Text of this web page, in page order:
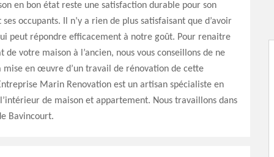
en bon état reste une satisfaction durable pour son
occupants. Il n’y a rien de plus satisfaisant que d’avoir
peut répondre efficacement à notre goût. Pour renaitre
votre maison à l’ancien, nous vous conseillons de ne
mise en œuvre d’un travail de rénovation de cette
Marin Renovation est un artisan spécialiste en
de maison et appartement. Nous travaillons dans
Bavincourt.